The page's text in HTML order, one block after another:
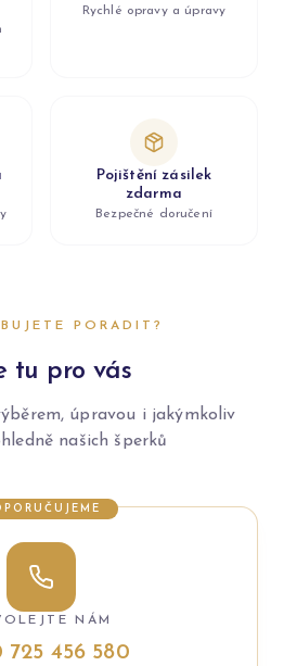
Rychlé opravy a úpravy
Pojištění zásilek
zdarma
Bezpečné doručení
PORADIT?
tu pro vás
úpravou i jakýmkoliv
našich šperků
NÁM
725 456 580